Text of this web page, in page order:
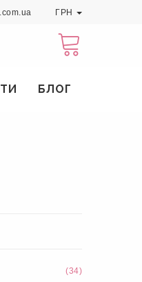
ГРН
БЛОГ
(34)